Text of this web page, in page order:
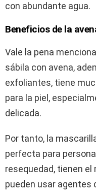
con abundante agua.
Beneficios de la
Vale la pena
sábila con avena,
exfoliantes, tiene
para la piel,
delicada.
Por tanto, la
perfecta para
resequedad, tienen
pueden usar agentes